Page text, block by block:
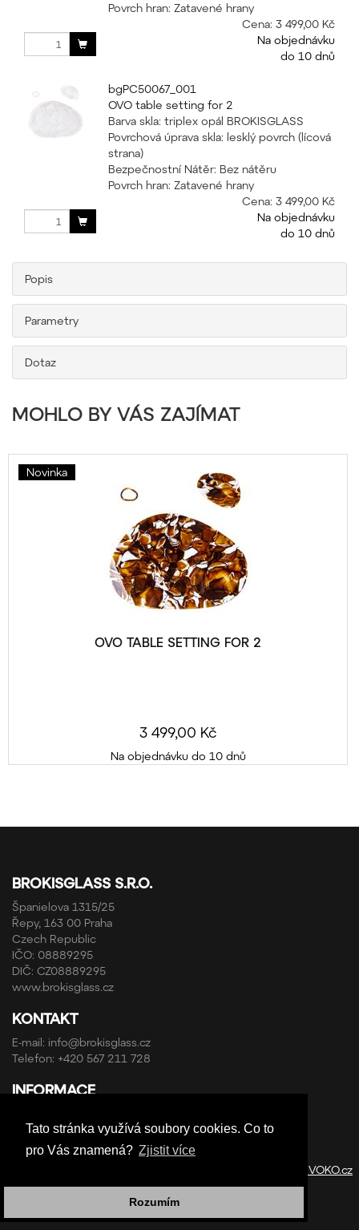
Tato stránka využívá soubory cookies. Co to
pro Vás znamená? Zjistit více
Rozumím
Povrch hran: Zatavené hrany
Cena: 3 499,00 Kč
Na objednávku
do 10 dnů
bgPC50067_001
OVO table setting for 2
Barva skla: triplex opál BROKISGLASS
Povrchová úprava skla: lesklý povrch (lícová
strana)
Bezpečnostní Nátěr: Bez nátěru
Povrch hran: Zatavené hrany
Cena: 3 499,00 Kč
Na objednávku
do 10 dnů
Popis
Parametry
Dotaz
MOHLO BY VÁS ZAJÍMAT
Novinka
OVO TABLE SETTING FOR 2
3 499,00 Kč
Na objednávku do 10 dnů
BROKISGLASS S.R.O.
Španielova 1315/25
Řepy, 163 00 Praha
Czech Republic
IČO: 08889295
DIČ: CZ08889295
www.brokisglass.cz
KONTAKT
E-mail: info@brokisglass.cz
Telefon: +420 567 211 728
INFORMACE
Ochrana osobních údajů
StudioVOKO.cz